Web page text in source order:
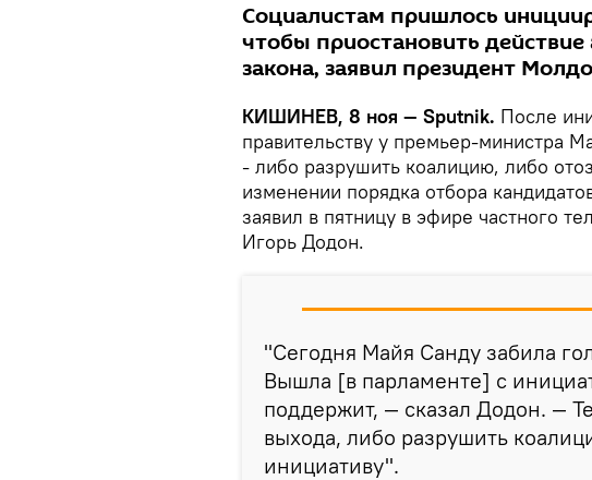
Социалистам пришлось
чтобы приостановить
закона, заявил президент
КИШИНЕВ, 8 ноя — Sputnik. После
правительству у премьер-министра
- либо разрушить коалицию, либо
изменении порядка отбора
заявил в пятницу в эфире частного
Игорь Додон.
"Сегодня Майя Санду забила
Вышла [в парламенте] с
поддержит, — сказал Додон. —
выхода, либо разрушить
инициативу".